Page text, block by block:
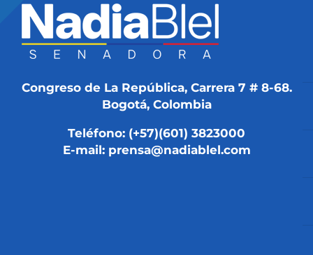
Congreso de La República, Carrera 7 # 8-68.
Bogotá, Colombia
Teléfono: (+57)(601) 3823000
E-mail: prensa@nadiablel.com